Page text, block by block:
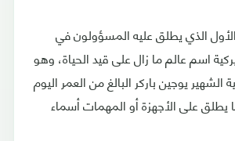
الذي يطلق عليه المسؤولون في
اسم عالم ما زال على قيد الحياة، وهو
الشهير يوجين باركر البالغ من العمر اليوم
ما يطلق على الأجهزة أو المهمات أسماء